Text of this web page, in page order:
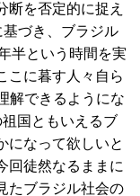
断を否定的に捉え
基づき、ブラジル
半という時間を実
こに暮す人々自ら
解できるようにな
国ともいえるブ
になって欲しいと
回徒然なるままに
たブラジル社会の